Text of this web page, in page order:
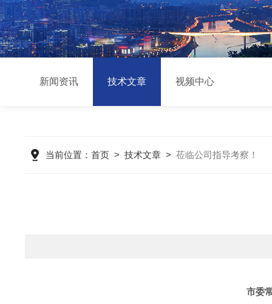
新闻资讯 技术文章 视频中心
当前位置： 首页> 技术文章> 莅临公司指导考察！
市委